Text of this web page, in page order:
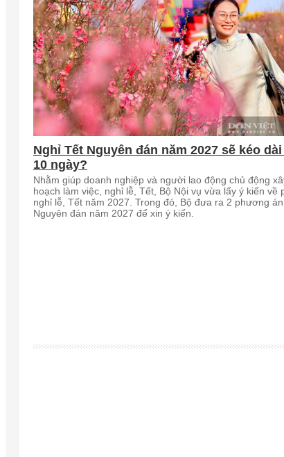
Nghỉ Tết Nguyên đán năm 2027 sẽ kéo
10 ngày?
Nhằm giúp doanh nghiệp và người lao động chủ động
hoạch làm việc, nghỉ lễ, Tết, Bộ Nội vụ vừa lấy ý kiến về
nghỉ lễ, Tết năm 2027. Trong đó, Bộ đưa ra 2 phương
Nguyên đán năm 2027 để xin ý kiến.